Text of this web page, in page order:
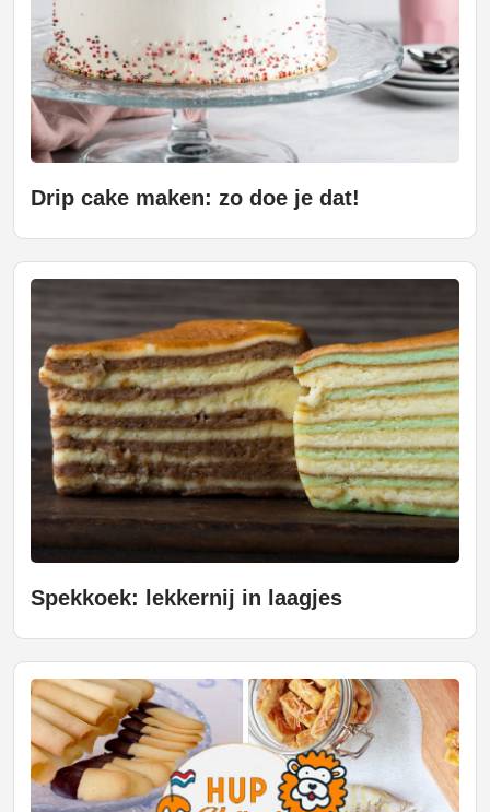
Drip cake maken: zo doe je dat!
Spekkoek: lekkernij in laagjes